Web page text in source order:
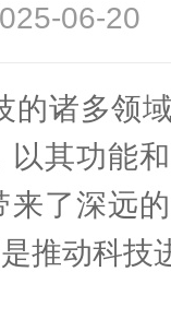
06-
多领域
其功能
来了深远
推动科技